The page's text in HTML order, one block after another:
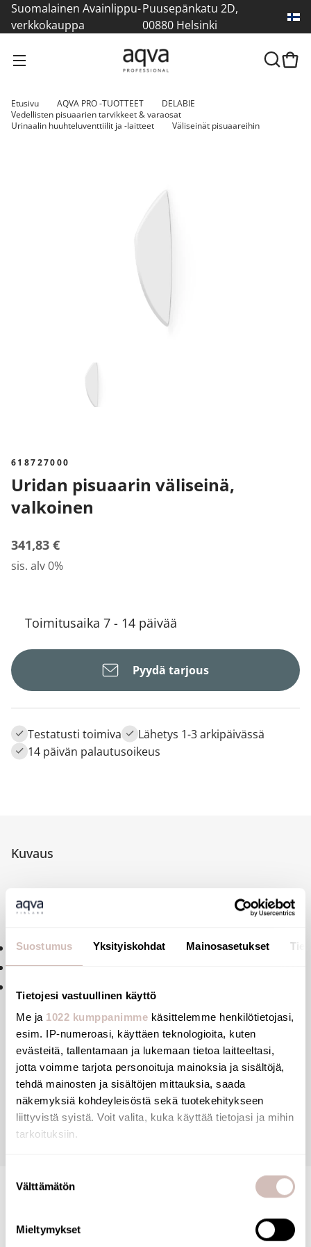
Suostumus Yksityiskohdat Mainosasetukset
Tietojesi vastuullinen käyttö
Me ja 1022 kumppanimme käsittelemme henkilötietojasi,
esim. IP-numeroasi, käyttäen teknologioita, kuten
evästeitä, tallentamaan ja lukemaan tietoa laitteeltasi,
jotta voimme tarjota personoituja mainoksia ja sisältöjä,
tehdä mainosten ja sisältöjen mittauksia, saada
näkemyksiä kohdeyleisöstä sekä tuotekehitykseen
liittyvistä syistä. Voit valita, kuka käyttää tietojasi ja mihin
tarkoituksiin.
Kerätä tietoja maantieteellisestä sijainnistasi,
Tunnistaa laitteesi skannaamalla sen ominaispiirteitä
aktiivisesti (sormenjäljen muodostaminen)
valinta
Välttämätön
Mieltymykset
Suomalainen Avainlippu-
verkkokauppa
Puusepänkatu 2D,
00880 Helsinki
Etusivu AQVA PRO -TUOTTEET
DELABIE
Vedellisten pisuaarien tarvikkeet & varaosat
Urinaalin huuhteluventtiilit ja -laitteet
Väliseinät pisuaareihin
618727000
Uridan pisuaarin väliseinä,
valkoinen
341,83 €
sis. alv 0%
Toimitusaika 7 - 14 päivää
Pyydä tarjous
Testatusti toimiva
Lähetys 1-3 arkipäivässä
14 päivän palautusoikeus
Kuvaus
Materiaali: Lasikuituvahvisteinen muovi (GRP)
Ei ruuveja eikä uria: helppo puhdistus
Arvostelut
Kysymyksiä